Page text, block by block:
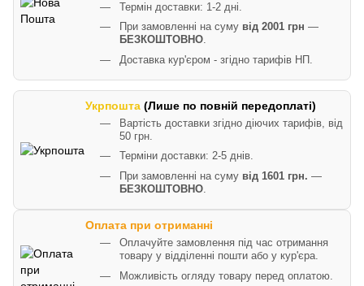
Термін доставки: 1-2 дні.
При замовленні на суму від 2001 грн —
БЕЗКОШТОВНО.
Доставка кур'єром - згідно тарифів НП.
Укрпошта (Лише по повній передоплаті)
Вартість доставки згідно діючих тарифів, від
50 грн.
Терміни доставки: 2-5 днів.
При замовленні на суму від 1601 грн. —
БЕЗКОШТОВНО
Оплата при отриманні
Оплачуйте замовлення під час отримання
товару у відділенні пошти або у кур'єра.
Можливість огляду товару перед оплатою.